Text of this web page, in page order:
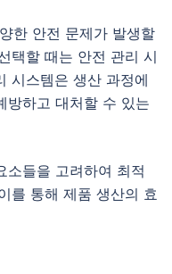
한 안전 문제가 발생할
택할 때는 안전 관리 시
시스템은 생산 과정에
방하고 대처할 수 있는
소들을 고려하여 최적
를 통해 제품 생산의 효